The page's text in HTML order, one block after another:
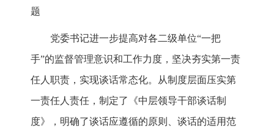
题
党委书记进一步提高对各二级单位“一把
手”的监督管理意识和工作力度，坚决夯实第一责
任人职责，实现谈话常态化。从制度层面压实第
一责任人责任，制定了《中层领导干部谈话制
度》，明确了谈话应遵循的原则、谈话的适用范